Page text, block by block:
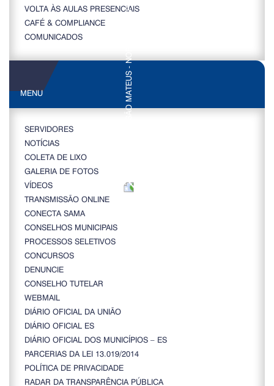
VOLTA ÀS AULAS PRESENCIAIS
CAFÉ & COMPLIANCE
COMUNICADOS
MENU
SERVIDORES
NOTÍCIAS
COLETA DE LIXO
GALERIA DE FOTOS
VÍDEOS
TRANSMISSÃO ONLINE
CONECTA SAMA
CONSELHOS MUNICIPAIS
PROCESSOS SELETIVOS
CONCURSOS
DENUNCIE
CONSELHO TUTELAR
WEBMAIL
DIÁRIO OFICIAL DA UNIÃO
DIÁRIO OFICIAL ES
DIÁRIO OFICIAL DOS MUNICÍPIOS – ES
PARCERIAS DA LEI 13.019/2014
POLÍTICA DE PRIVACIDADE
RADAR DA TRANSPARÊNCIA PÚBLICA